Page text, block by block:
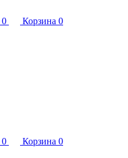
0 Корзина 0
0 Корзина 0